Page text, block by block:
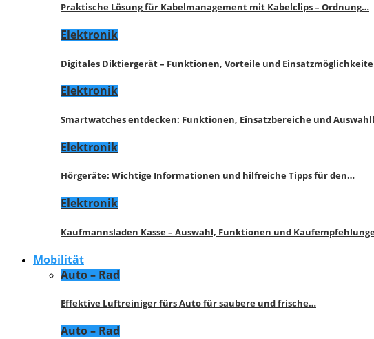
Praktische Lösung für Kabelmanagement mit Kabelclips – Ordnung…
Elektronik
Digitales Diktiergerät – Funktionen, Vorteile und
Elektronik
Smartwatches entdecken: Funktionen, Einsatzbereiche und
Elektronik
Hörgeräte: Wichtige Informationen und hilfreiche Tipps für den…
Elektronik
Kaufmannsladen Kasse – Auswahl, Funktionen und
Mobilität
Auto – Rad
Effektive Luftreiniger fürs Auto für saubere und frische…
Auto – Rad